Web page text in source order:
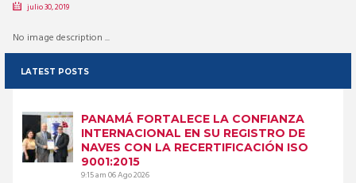
julio 30, 2019
No image description ...
LATEST POSTS
PANAMÁ FORTALECE LA CONFIANZA
INTERNACIONAL EN SU REGISTRO DE
NAVES CON LA RECERTIFICACIÓN ISO
9001:2015
9:15 am06 Ago 2026